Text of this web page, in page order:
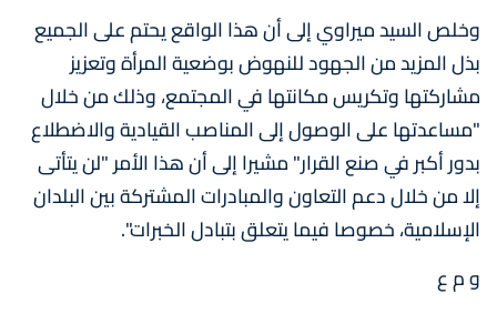
وخلص السيد ميراوي إلى أن هذا الواقع يحتم على الجميع
بذل المزيد من الجهود للنهوض بوضعية المرأة وتعزيز
مشاركتها وتكريس مكانتها في المجتمع، وذلك من خلال
"مساعدتها على الوصول إلى المناصب القيادية والاضطلاع
بدور أكبر في صنع القرار" مشيرا إلى أن هذا الأمر "لن يتأتى
إلا من خلال دعم التعاون والمبادرات المشتركة بين البلدان
الإسلامية، خصوصا فيما يتعلق بتبادل الخبرات".
و م ع